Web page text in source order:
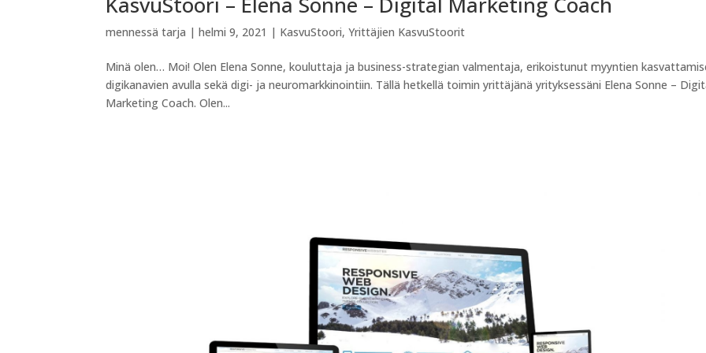
mennessätarja |helmi 9, 2021 | KasvuStoori,Yrittäjien KasvuStoorit
Minä olen… Moi! Olen Elena Sonne, kouluttaja ja business-strategian valmentaja, erikoistunut myyntien
digikanavien avulla sekä digi- ja neuromarkkinointiin. Tällä hetkellä toimin yrittäjänä yrityksessäni Elena Sonne –
Marketing Coach. Olen...